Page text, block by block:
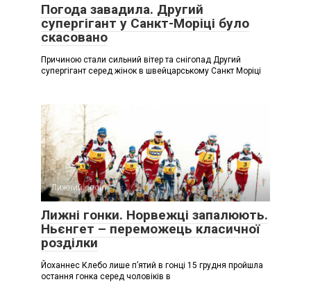
Погода завадила. Другий
супергігант у Санкт-Моріці було
скасовано
Причиною стали сильний вітер та снігопад Другий
супергігант серед жінок в швейцарському Санкт Моріці
Лижний спорт
Лижні гонки. Норвежці запалюють.
Ньєнгет – переможець класичної
розділки
Йоханнес Клебо лише п’ятий в гонці 15 грудня пройшла
остання гонка серед чоловіків в